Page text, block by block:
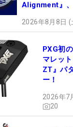
Alignment』
2026年8月8日 (
PXG初
マレッ
ZT』パ
ー！
2026年7
20